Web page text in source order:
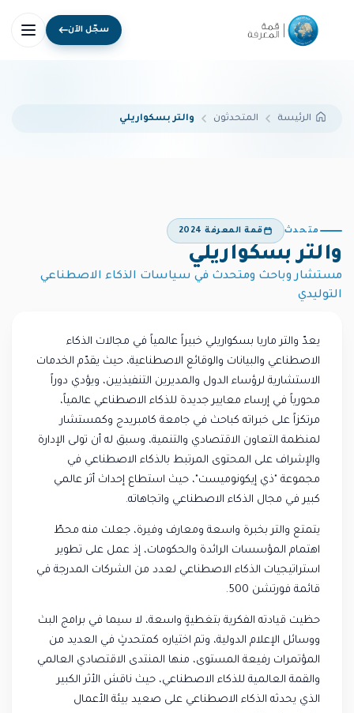
سجّل الآن
الرئيسة المتحدثون والتر بسكواريلي
متحدث قمة المعرفة 2024
والتر بسكواريلي
مستشار وباحث ومتحدث في سياسات الذكاء الاصطناعي
التوليدي
يعدّ والتر ماريا بسكواريلي خبيراً عالمياً في مجالات الذكاء
الاصطناعي والبيانات والوقائع الاصطناعية، حيث يقدّم الخدمات
الاستشارية لرؤساء الدول والمديرين التنفيذيين، ويؤدي دوراً
محورياً في إرساء معايير جديدة للذكاء الاصطناعي عالمياً،
مرتكزاً على خبراته كباحث في جامعة كامبريدج وكمستشار
لمنظمة التعاون الاقتصادي والتنمية، وسبق له أن تولى الإدارة
والإشراف على المحتوى المرتبط بالذكاء الاصطناعي في
مجموعة "ذي إيكونوميست"، حيث استطاع إحداث أثر عالمي
كبير في مجال الذكاء الاصطناعي واتجاهاته.
يتمتع والتر بخبرة واسعة ومعارف وفيرة، جعلت منه محطّ
اهتمام المؤسسات الرائدة والحكومات، إذ عمل على تطوير
استراتيجيات الذكاء الاصطناعي لعدد من الشركات المدرجة في
قائمة فورتشن 500.
حظيت قيادته الفكرية بتغطيةٍ واسعة، لا سيما في برامج البث
ووسائل الإعلام الدولية، وتم اختياره كمتحدثٍ في العديد من
المؤتمرات رفيعة المستوى، منها المنتدى الاقتصادي العالمي
والقمة العالمية للذكاء الاصطناعي، حيث ناقش الأثر الكبير
الذي يحدثه الذكاء الاصطناعي على صعيد بيئة الأعمال